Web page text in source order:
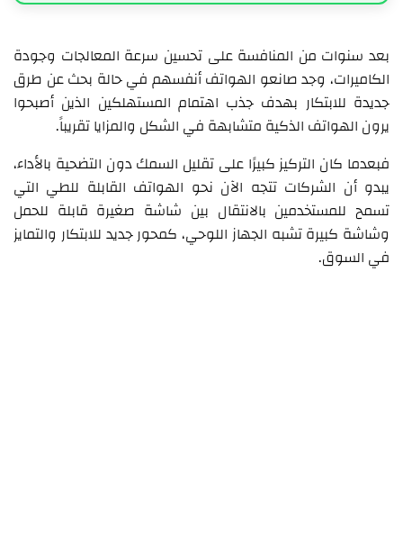
بعد سنوات من المنافسة على تحسين سرعة المعالجات وجودة
الكاميرات، وجد صانعو الهواتف أنفسهم في حالة بحث عن طرق
جديدة للابتكار بهدف جذب اهتمام المستهلكين الذين أصبحوا
يرون الهواتف الذكية متشابهة في الشكل والمزايا تقريباً.
فبعدما كان التركيز كبيرًا على تقليل السمك دون التضحية بالأداء،
يبدو أن الشركات تتجه الآن نحو الهواتف القابلة للطي التي
تسمح للمستخدمين بالانتقال بين شاشة صغيرة قابلة للحمل
وشاشة كبيرة تشبه الجهاز اللوحي، كمحور جديد للابتكار والتمايز
في السوق.